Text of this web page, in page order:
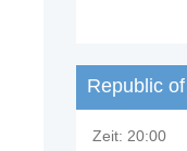
Republic
Zeit: 20:00